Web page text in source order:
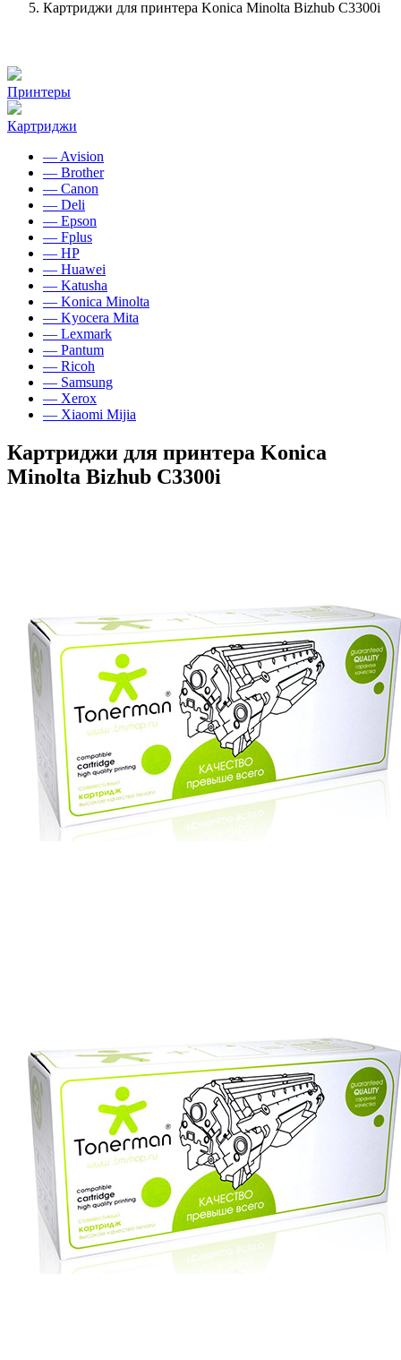
Картриджи для принтера Konica Minolta Bizhub C3300i
Принтеры
Картриджи
— Avision
— Brother
— Canon
— Deli
— Epson
— Fplus
— HP
— Huawei
— Katusha
— Konica Minolta
— Kyocera Mita
— Lexmark
— Pantum
— Ricoh
— Samsung
— Xerox
— Xiaomi Mijia
Картриджи для принтера Konica
Minolta Bizhub C3300i